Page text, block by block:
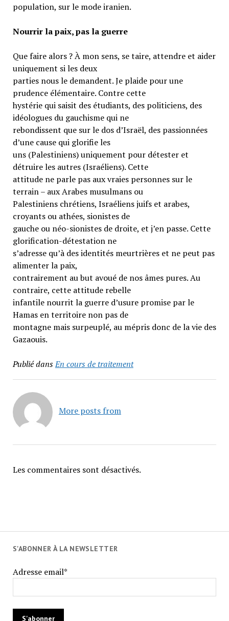
population, sur le mode iranien.
Nourrir la paix, pas la guerre
Que faire alors ? À mon sens, se taire, attendre et aider
uniquement si les deux
parties nous le demandent. Je plaide pour une
prudence élémentaire. Contre cette
hystérie qui saisit des étudiants, des politiciens, des
idéologues du gauchisme qui ne
rebondissent que sur le dos d’Israël, des passionnées
d’une cause qui glorifie les
uns (Palestiniens) uniquement pour détester et
détruire les autres (Israéliens). Cette
attitude ne parle pas aux vraies personnes sur le
terrain – aux Arabes musulmans ou
Palestiniens chrétiens, Israéliens juifs et arabes,
croyants ou athées, sionistes de
gauche ou néo-sionistes de droite, et j’en passe. Cette
glorification-détestation ne
s’adresse qu’à des identités meurtrières et ne peut pas
alimenter la paix,
contrairement au but avoué de nos âmes pures. Au
contraire, cette attitude rebelle
infantile nourrit la guerre d’usure promise par le
Hamas en territoire non pas de
montagne mais surpeuplé, au mépris donc de la vie des
Gazaouis.
Publié dansEn cours de traitement
More posts from
Les commentaires sont désactivés.
S'ABONNER À LA NEWSLETTER
Adresse email*